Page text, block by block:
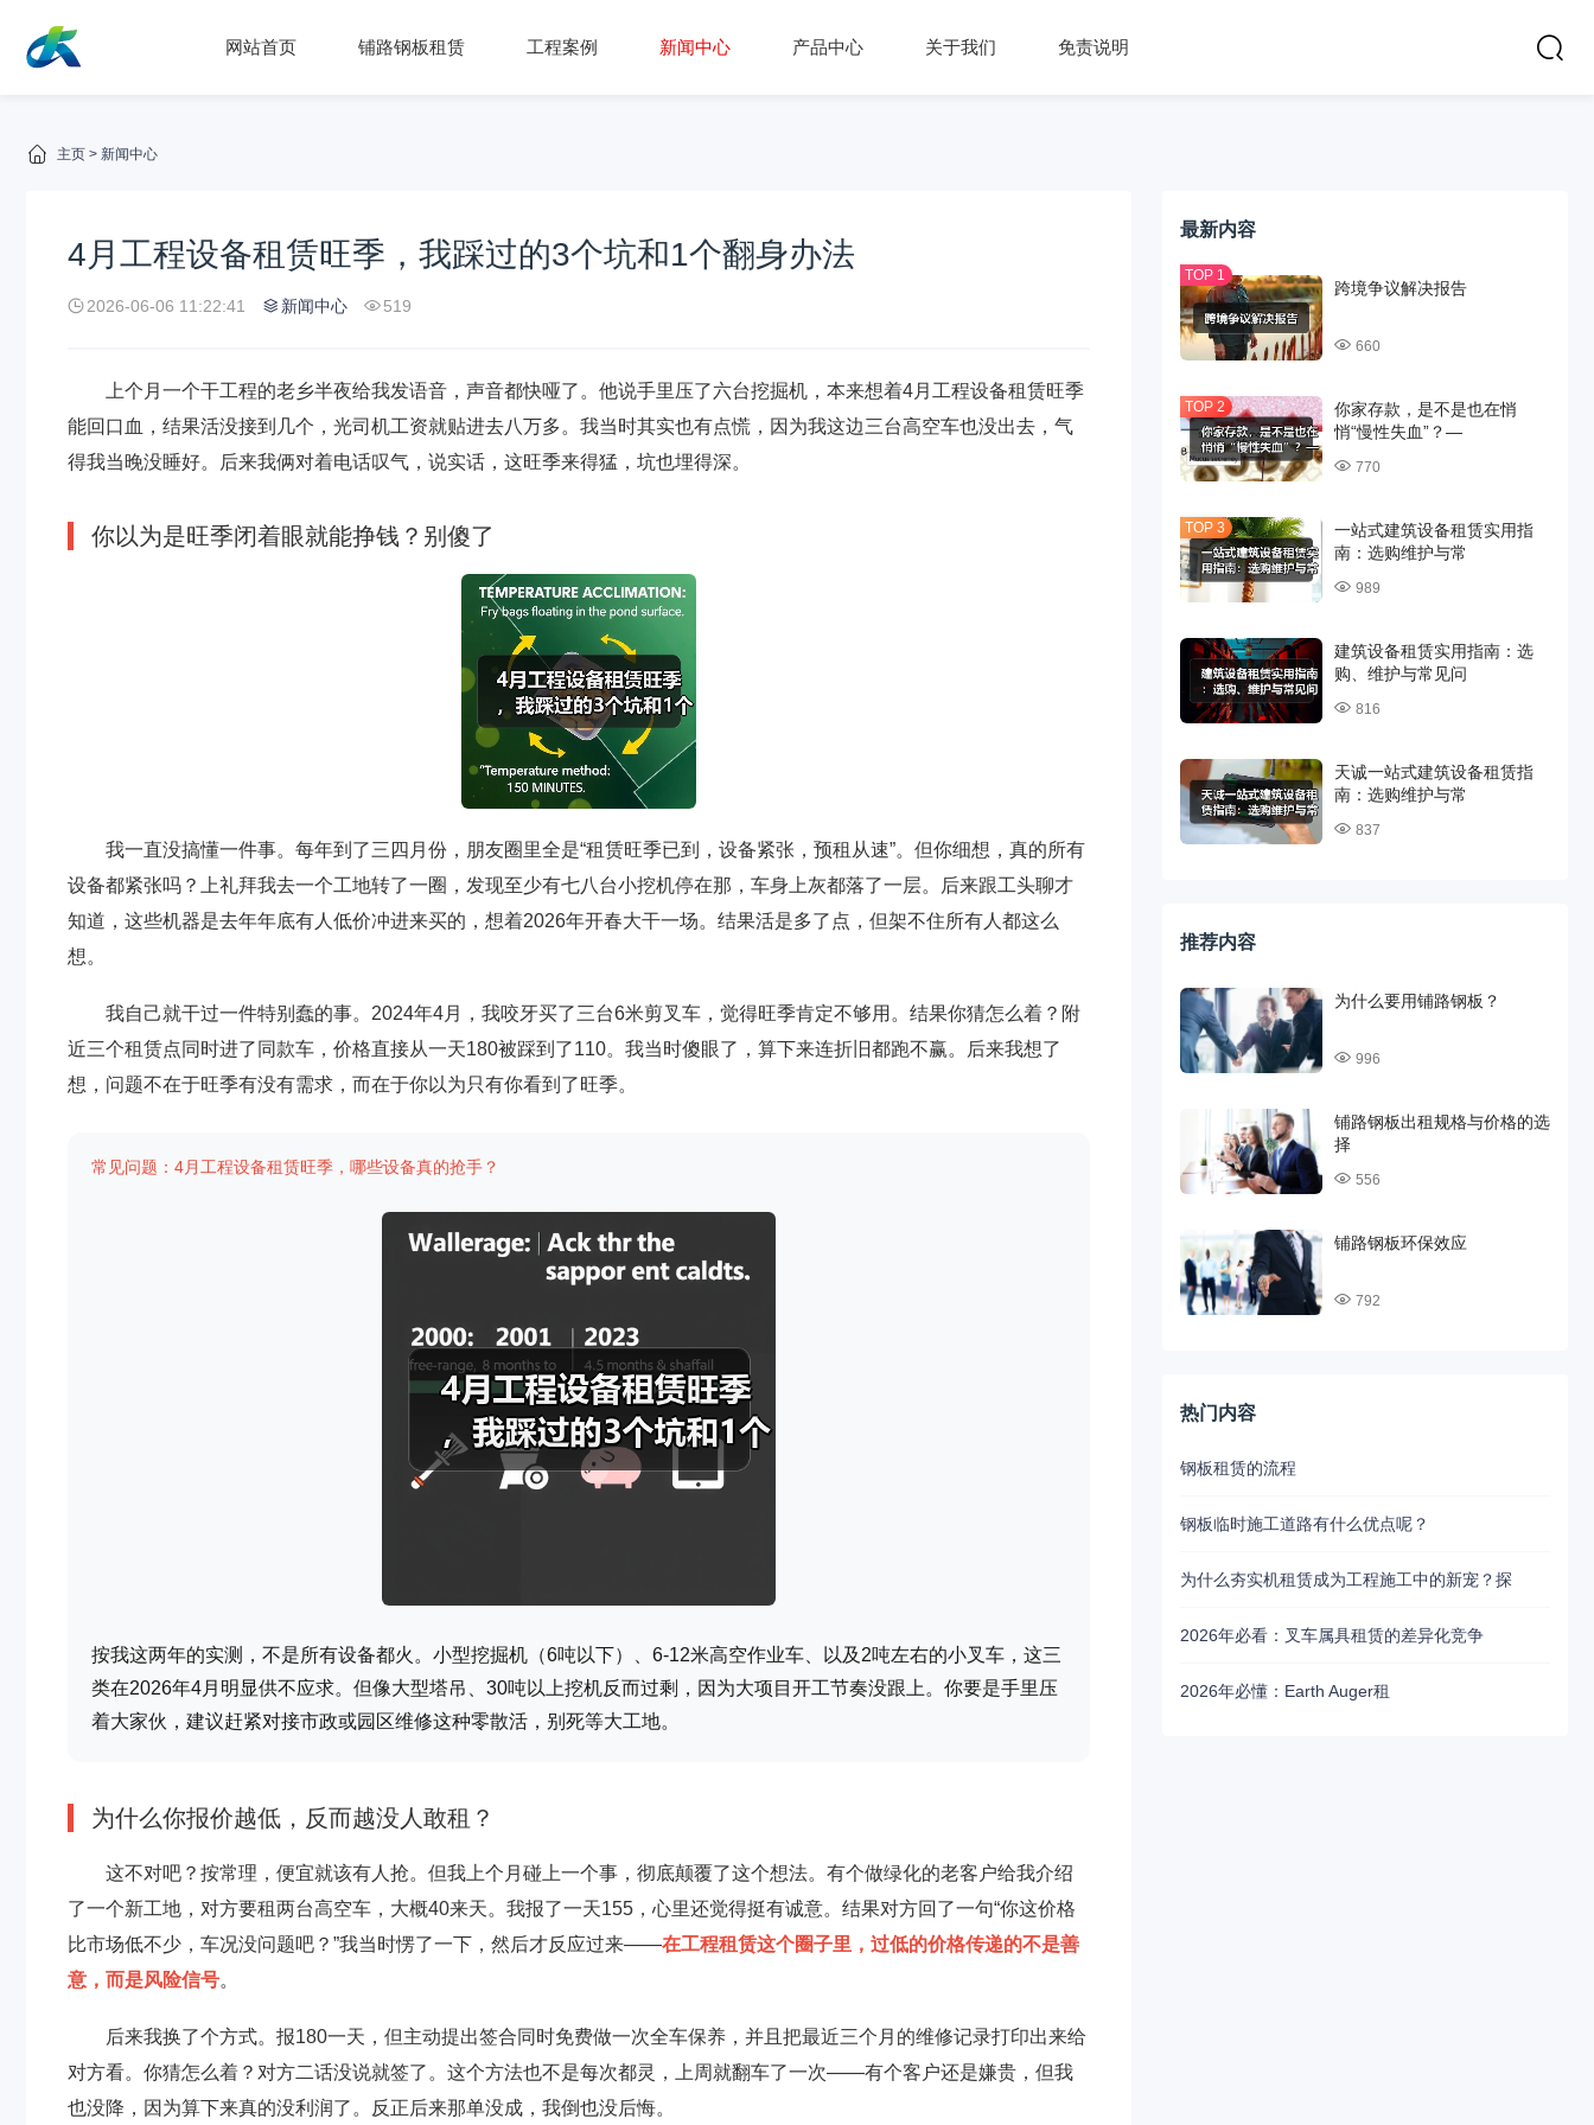
网站首页 铺路钢板租赁 工程案例 新闻中心 产品中心 关于我们 免责说明
主页 > 新闻中心
4月工程设备租赁旺季，我踩过的3个坑和1个翻身办法
2026-06-06 11:22:41 新闻中心 519
上个月一个干工程的老乡半夜给我发语音，声音都快哑了。他说手里压了六台挖掘机，本来想着4月工程设备租赁旺季
能回口血，结果活没接到几个，光司机工资就贴进去八万多。我当时其实也有点慌，因为我这边三台高空车也没出去，气
得我当晚没睡好。后来我俩对着电话叹气，说实话，这旺季来得猛，坑也埋得深。
你以为是旺季闭着眼就能挣钱？别傻了
我一直没搞懂一件事。每年到了三四月份，朋友圈里全是“租赁旺季已到，设备紧张，预租从速”。但你细想，真的所有
设备都紧张吗？上礼拜我去一个工地转了一圈，发现至少有七八台小挖机停在那，车身上灰都落了一层。后来跟工头聊才
知道，这些机器是去年年底有人低价冲进来买的，想着2026年开春大干一场。结果活是多了点，但架不住所有人都这么
想。
我自己就干过一件特别蠢的事。2024年4月，我咬牙买了三台6米剪叉车，觉得旺季肯定不够用。结果你猜怎么着？附
近三个租赁点同时进了同款车，价格直接从一天180被踩到了110。我当时傻眼了，算下来连折旧都跑不赢。后来我想了
想，问题不在于旺季有没有需求，而在于你以为只有你看到了旺季。
常见问题：4月工程设备租赁旺季，哪些设备真的抢手？
按我这两年的实测，不是所有设备都火。小型挖掘机（6吨以下）、6-12米高空作业车、以及2吨左右的小叉车，这三
类在2026年4月明显供不应求。但像大型塔吊、30吨以上挖机反而过剩，因为大项目开工节奏没跟上。你要是手里压
着大家伙，建议赶紧对接市政或园区维修这种零散活，别死等大工地。
为什么你报价越低，反而越没人敢租？
这不对吧？按常理，便宜就该有人抢。但我上个月碰上一个事，彻底颠覆了这个想法。有个做绿化的老客户给我介绍
了一个新工地，对方要租两台高空车，大概40来天。我报了一天155，心里还觉得挺有诚意。结果对方回了一句“你这价格
比市场低不少，车况没问题吧？”我当时愣了一下，然后才反应过来——在工程租赁这个圈子里，过低的价格传递的不是善
意，而是风险信号。
后来我换了个方式。报180一天，但主动提出签合同时免费做一次全车保养，并且把最近三个月的维修记录打印出来给
对方看。你猜怎么着？对方二话没说就签了。这个方法也不是每次都灵，上周就翻车了一次——有个客户还是嫌贵，但我
也没降，因为算下来真的没利润了。反正后来那单没成，我倒也没后悔。
最新内容
跨境争议解决报告
660
你家存款，是不是也在悄
悄“慢性失血”？—
770
一站式建筑设备租赁实用指
南：选购维护与常
989
建筑设备租赁实用指南：选
购、维护与常见问
816
天诚一站式建筑设备租赁指
南：选购维护与常
837
推荐内容
为什么要用铺路钢板？
996
铺路钢板出租规格与价格的选
择
556
铺路钢板环保效应
792
热门内容
钢板租赁的流程
钢板临时施工道路有什么优点呢？
为什么夯实机租赁成为工程施工中的新宠？探
2026年必看：叉车属具租赁的差异化竞争
2026年必懂：Earth Auger租